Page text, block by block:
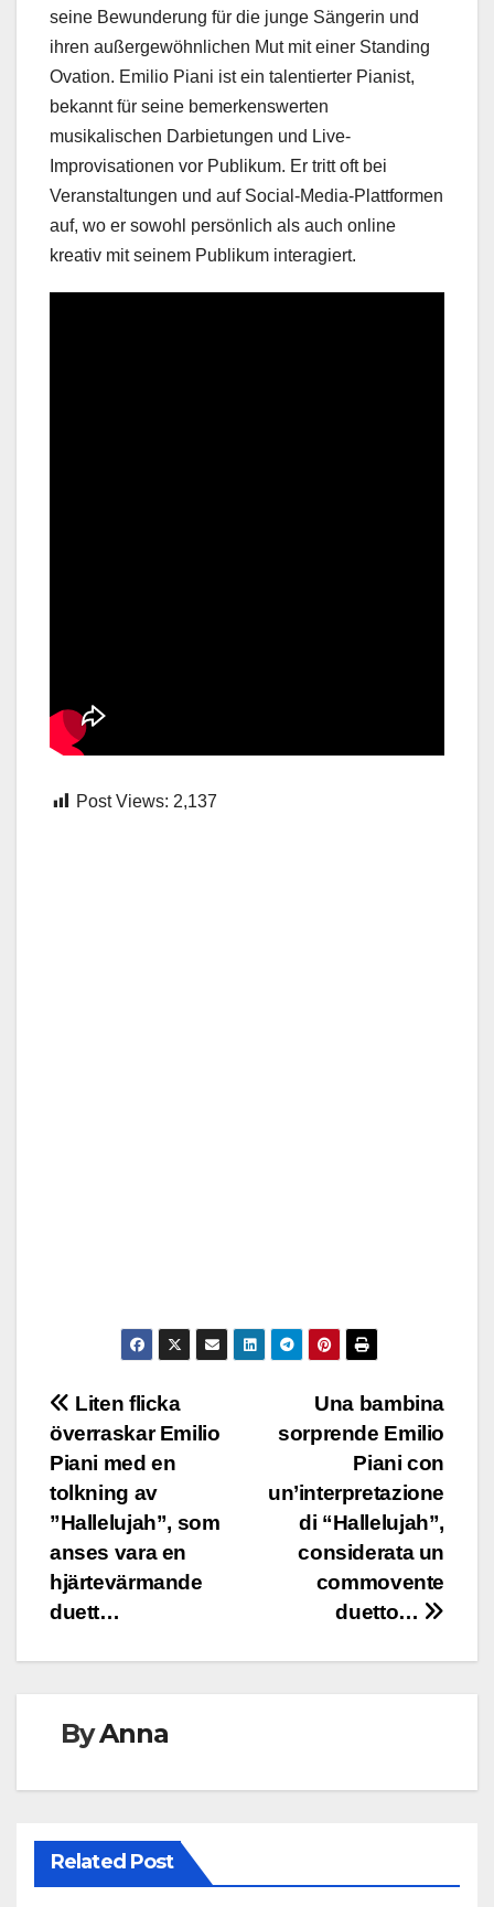
seine Bewunderung für die junge Sängerin und
ihren außergewöhnlichen Mut mit einer Standing
Ovation. Emilio Piani ist ein talentierter Pianist,
bekannt für seine bemerkenswerten
musikalischen Darbietungen und Live-
Improvisationen vor Publikum. Er tritt oft bei
Veranstaltungen und auf Social-Media-Plattformen
auf, wo er sowohl persönlich als auch online
kreativ mit seinem Publikum interagiert.
Post Views: 2,137
Post
navigation
Una bambina
sorprende Emilio
Piani con
un’interpretazione
di “Hallelujah”,
considerata un
commovente
duetto…
Liten flicka
överraskar Emilio
Piani med en
tolkning av
”Hallelujah”, som
anses vara en
hjärtevärmande
duett…
ByAnna
Related Post